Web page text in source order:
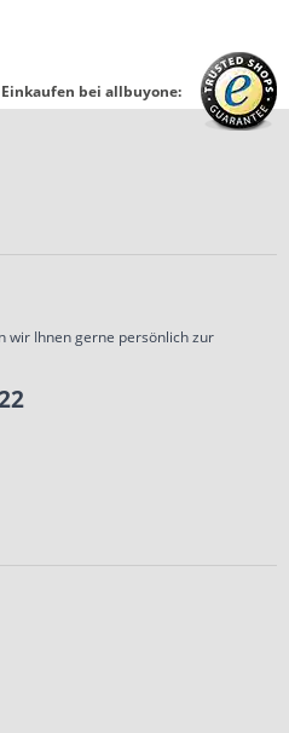
bei allbuyone:
wir Ihnen gerne persönlich zur